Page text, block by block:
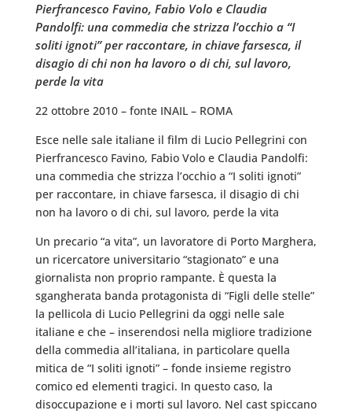
Pierfrancesco Favino, Fabio Volo e Claudia
Pandolfi: una commedia che strizza l’occhio a “I
soliti ignoti” per raccontare, in chiave farsesca, il
disagio di chi non ha lavoro o di chi, sul lavoro,
perde la vita
22 ottobre 2010 – fonte INAIL – ROMA
Esce nelle sale italiane il film di Lucio Pellegrini con
Pierfrancesco Favino, Fabio Volo e Claudia Pandolfi:
una commedia che strizza l’occhio a “I soliti ignoti”
per raccontare, in chiave farsesca, il disagio di chi
non ha lavoro o di chi, sul lavoro, perde la vita
Un precario “a vita”, un lavoratore di Porto Marghera,
un ricercatore universitario “stagionato” e una
giornalista non proprio rampante. È questa la
sgangherata banda protagonista di “Figli delle stelle”
la pellicola di Lucio Pellegrini da oggi nelle sale
italiane e che – inserendosi nella migliore tradizione
della commedia all’italiana, in particolare quella
mitica de “I soliti ignoti” – fonde insieme registro
comico ed elementi tragici. In questo caso, la
disoccupazione e i morti sul lavoro. Nel cast spiccano